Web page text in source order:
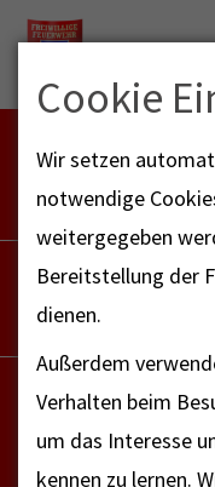
FEUERWEHR
NOTRUF -
Cookie
Wir setzen
notwendige
weitergegeben
Bereitstellung der
dienen.
Außerdem
Verhalten beim
um das Interesse
kennen zu lernen.